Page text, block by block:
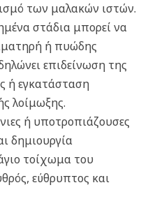
των μαλακών ιστών.
στάδια μπορεί να
ή πυώδης
επιδείνωση της
ή εγκατάσταση
λοίμωξης.
ή υποτροπιάζουσες
δημιουργία
τοίχωμα του
εύθρυπτος και